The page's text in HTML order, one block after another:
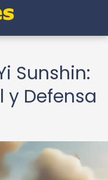
Sunshin:
y Defensa